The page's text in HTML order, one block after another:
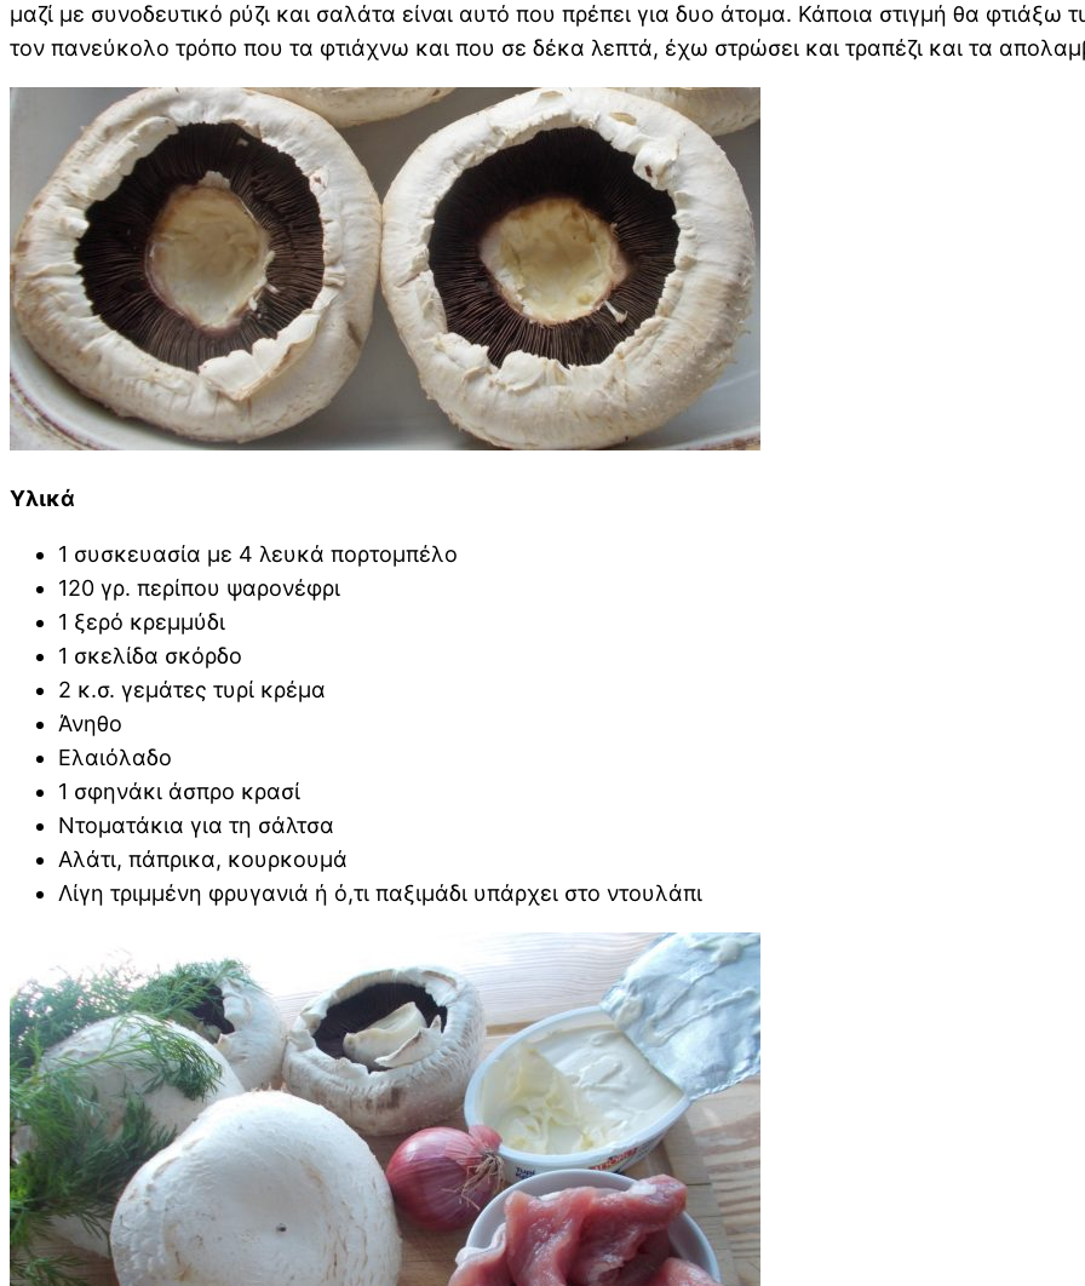
μαζί με συνοδευτικό ρύζι και σαλάτα είναι αυτό που πρέπει για δυο άτομα. Κάποια στιγμή θα
τον πανεύκολο τρόπο που τα φτιάχνω και που σε δέκα λεπτά, έχω στρώσει και τραπέζι και τα
Υλικά
1 συσκευασία με 4 λευκά πορτομπέλο
120 γρ. περίπου ψαρονέφρι
1 ξερό κρεμμύδι
1 σκελίδα σκόρδο
2 κ.σ. γεμάτες τυρί κρέμα
Άνηθο
Ελαιόλαδο
1 σφηνάκι άσπρο κρασί
Ντοματάκια για τη σάλτσα
Αλάτι, πάπρικα, κουρκουμά
Λίγη τριμμένη φρυγανιά ή ό,τι παξιμάδι υπάρχει στο ντουλάπι